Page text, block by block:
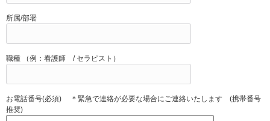
所属/部署
職種 （例：看護師 / セラピスト）
お電話番号(必須) ＊緊急で連絡が必要な場合にご連絡いたします (携帯番号
推奨)